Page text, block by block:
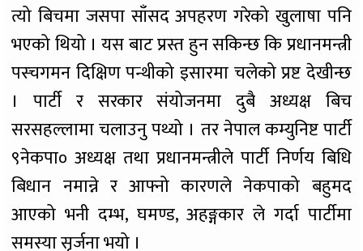
त्यो बिचमा जसपा साँसद अपहरण गरेको खुलाषा पनि
भएको थियो । यस बाट प्रस्त हुन सकिन्छ कि प्रधानमन्त्री
पस्चगमन दिक्षिण पन्थीको इसारमा चलेको प्रष्ट देखीन्छ
। पार्टी र सरकार संयोजनमा दुबै अध्यक्ष बिच
सरसहल्लामा चलाउनु पथ्यो । तर नेपाल कम्युनिष्ट पार्टी
९नेकपा० अध्यक्ष तथा प्रधानमन्त्रीले पार्टी निर्णय बिधि
बिधान नमान्ने र आफ्नो कारणले नेकपाको बहुमद
आएको भनी दम्भ, घमण्ड, अहङ्गकार ले गर्दा पार्टीमा
समस्या सृर्जना भयो ।